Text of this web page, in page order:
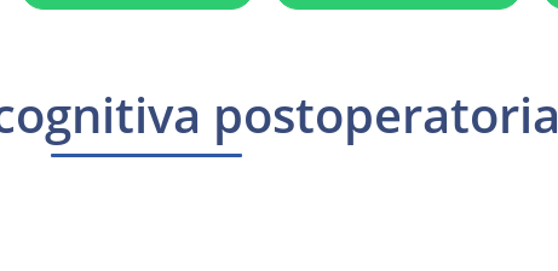
postoperatoria